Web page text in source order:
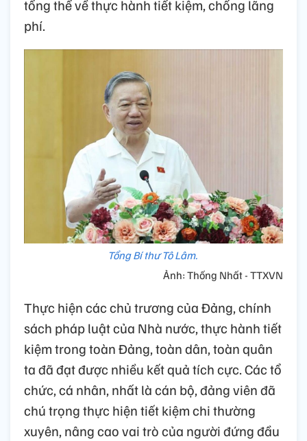
tổng thể về thực hành tiết kiệm, chống lãng
phí.
Tổng Bí thư Tô Lâm.
Ảnh: Thống Nhất - TTXVN
Thực hiện các chủ trương của Đảng, chính
sách pháp luật của Nhà nước, thực hành tiết
kiệm trong toàn Đảng, toàn dân, toàn quân
ta đã đạt được nhiều kết quả tích cực. Các tổ
chức, cá nhân, nhất là cán bộ, đảng viên đã
chú trọng thực hiện tiết kiệm chi thường
xuyên, nâng cao vai trò của người đứng đầu